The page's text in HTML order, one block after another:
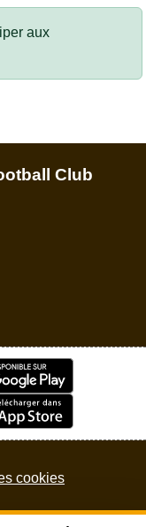
aux
Club
cookies